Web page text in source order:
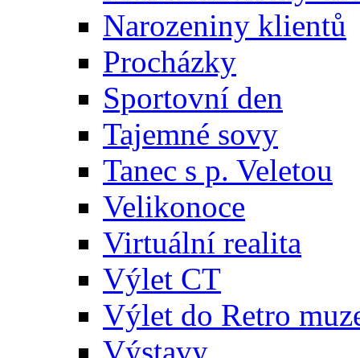
Narozeniny klientů
Procházky
Sportovní den
Tajemné sovy
Tanec s p. Veletou
Velikonoce
Virtuální realita
Výlet CT
Výlet do Retro
Výstavy